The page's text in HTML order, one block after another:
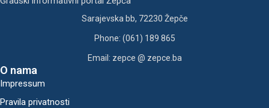
Sarajevska bb, 72230 Žepče
Phone: (061) 189 865
Email: zepce @ zepce.ba
O nama
Impressum
Pravila privatnosti